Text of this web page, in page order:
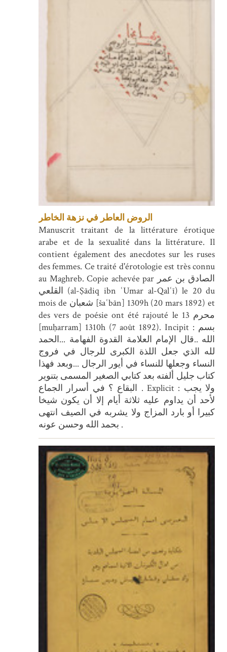
الروض العاطر في نزهة الخاطر
Manuscrit traitant de la littérature érotique
arabe et de la sexualité dans la littérature. Il
contient également des anecdotes sur les ruses
des femmes. Ce traité d'érotologie est très connu
au Maghreb. Copie achevée par الصادق بن عمر
القلعي (al-Ṣādiq ibn ʿUmar al-Qalʿī) le 20 du
mois de شعبان [šaʿbān] 1309h (20 mars 1892) et
des vers de poésie ont été rajouté le 13 محرم
[muḥarram] 1310h (7 août 1892). Incipit : بسم
الله ..قال الإمام العلامة القدوة الفهامة ...الحمد
لله الذي جعل اللذة الكبرى للرجال في فروج
النساء وجعلها للنساء في أيور الرجال ...وبعد فهذا
كتاب جليل ألفته بعد كتابي الصغير المسمى بتنوير
البقاع ؟ في أسرار الجماع . Explicit : ولا يجب
لأحد أن يداوم عليه ثلاثة أيام إلا أن يكون شيخا
كبيرا أو بارد المزاج ولا يشربه في الصيف انتهى
بحمد الله وحسن عونه .